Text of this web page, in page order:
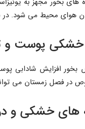
هوای محیط می شود. در
خشکی پوست و
بخور افزایش شادابی
در فصل زمستان می
های خشکی و